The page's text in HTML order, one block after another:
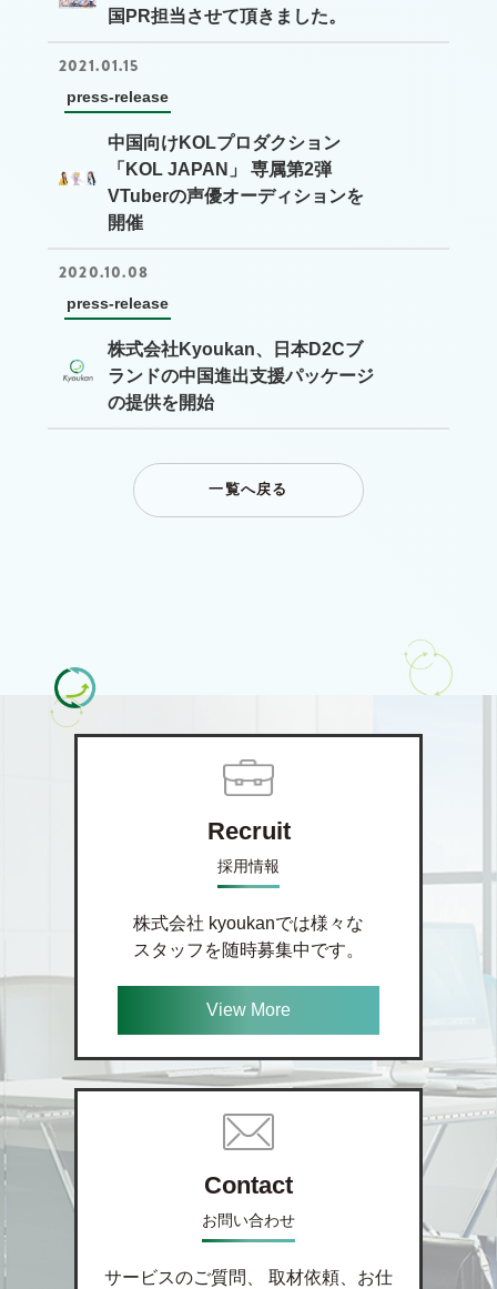
国PR担当させて頂きました。
2021.01.15
press-release
中国向けKOLプロダクション
「KOL JAPAN」 専属第2弾
VTuberの声優オーディションを
開催
2020.10.08
press-release
株式会社Kyoukan、日本D2Cブ
ランドの中国進出支援パッケージ
の提供を開始
一覧へ戻る
Recruit
採用情報
株式会社 kyoukanでは様々な
スタッフを随時募集中です。
View More
Contact
お問い合わせ
サービスのご質問、 取材依頼、お仕